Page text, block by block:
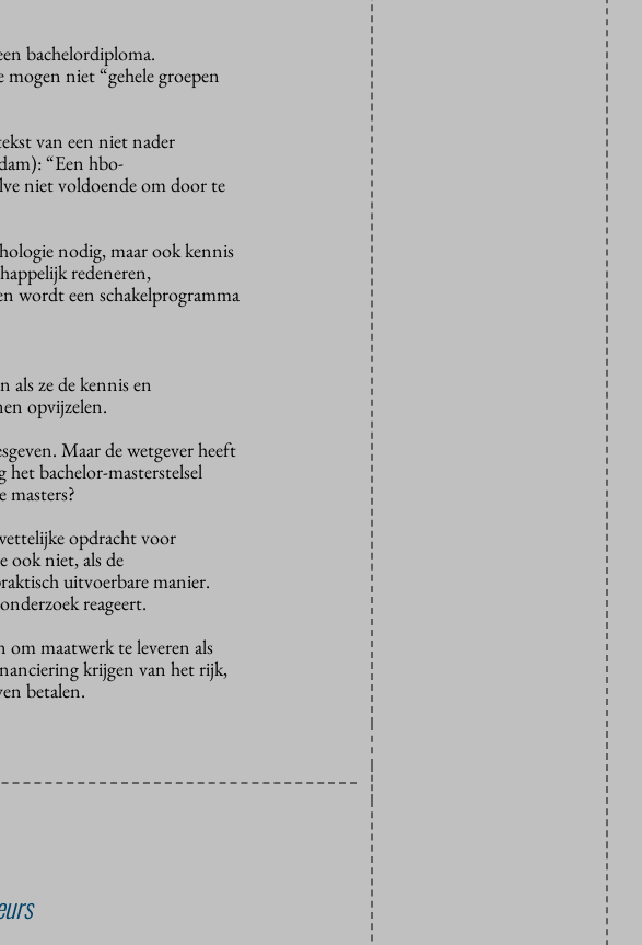
bachelordiploma.
niet “gehele groepen
van een niet nader
“Een hbo-
niet voldoende om door te
nodig, maar ook kennis
redeneren,
wordt een schakelprogramma
ze de kennis en
opvijzelen.
Maar de wetgever heeft
het bachelor-masterstelsel
masters?
opdracht voor
ook niet, als de
uitvoerbare manier.
reageert.
maatwerk te leveren als
krijgen van het rijk,
betalen.